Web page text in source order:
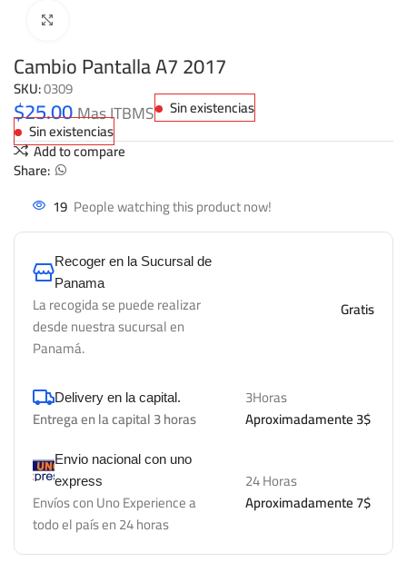
Cambio Pantalla A7 2017
SKU:0309
$25.00Mas ITBMS
Sin existencias
Sin existencias
Add to compare
Share:
19 People watching this product now!
Recoger en la Sucursal de
Panama
La recogida se puede realizar
desde nuestra sucursal en
Panamá.
Gratis
Delivery en la capital.
Entrega en la capital 3 horas
3Horas
Aproximadamente 3$
Envio nacional con uno
express
Envíos con Uno Experience a
todo el país en 24 horas
24 Horas
Aproximadamente 7$